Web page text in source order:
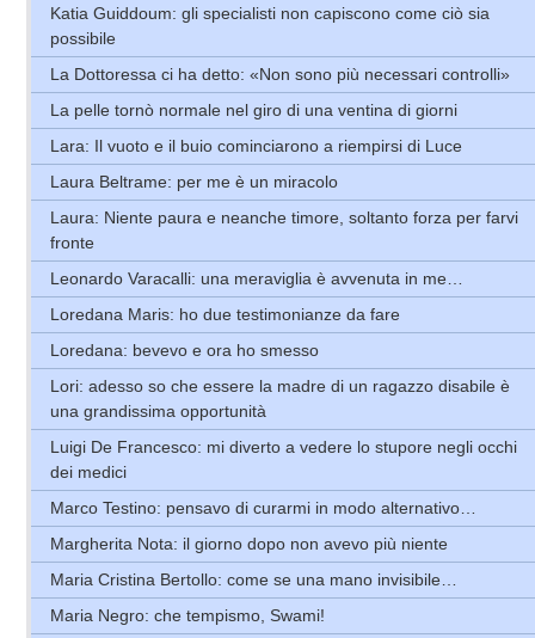
Katia Guiddoum: gli specialisti non capiscono come ciò sia
possibile
La Dottoressa ci ha detto: «Non sono più necessari controlli»
La pelle tornò normale nel giro di una ventina di giorni
Lara: Il vuoto e il buio cominciarono a riempirsi di Luce
Laura Beltrame: per me è un miracolo
Laura: Niente paura e neanche timore, soltanto forza per farvi
fronte
Leonardo Varacalli: una meraviglia è avvenuta in me…
Loredana Maris: ho due testimonianze da fare
Loredana: bevevo e ora ho smesso
Lori: adesso so che essere la madre di un ragazzo disabile è
una grandissima opportunità
Luigi De Francesco: mi diverto a vedere lo stupore negli occhi
dei medici
Marco Testino: pensavo di curarmi in modo alternativo…
Margherita Nota: il giorno dopo non avevo più niente
Maria Cristina Bertollo: come se una mano invisibile…
Maria Negro: che tempismo, Swami!